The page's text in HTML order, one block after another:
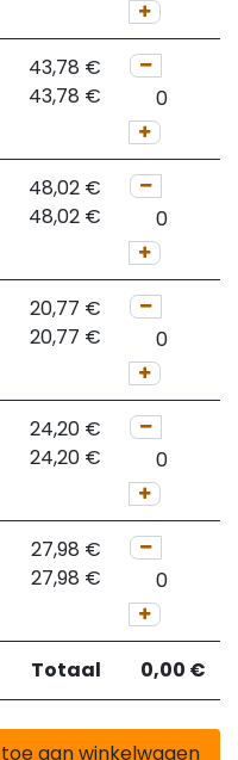
43,78 €
43,78 €
48,02 €
48,02 €
20,77 €
20,77 €
24,20 €
24,20 €
27,98 €
27,98 €
Totaal 0,00 €
aan winkelwagen